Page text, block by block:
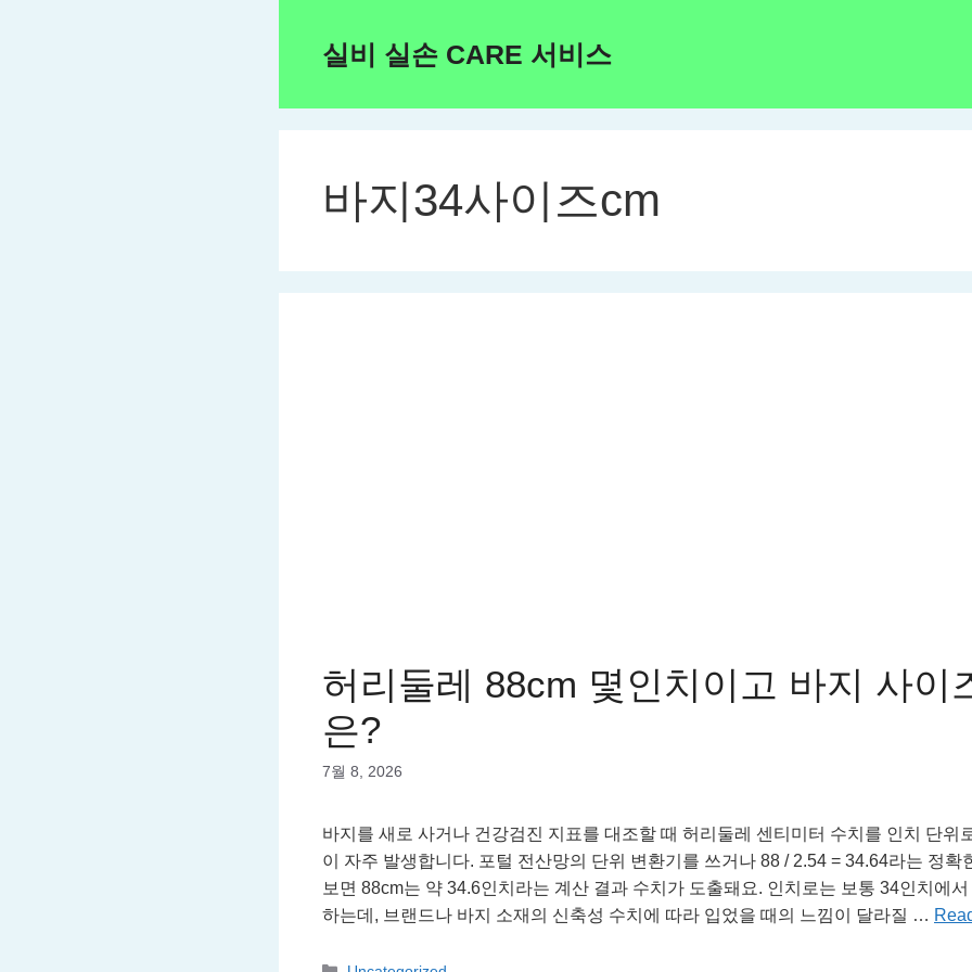
실비 실손 CARE 서비스
바지34사이즈cm
허리둘레 88cm 몇인치이고 바지 사이
은?
7월 8, 2026
바지를 새로 사거나 건강검진 지표를 대조할 때 허리둘레 센티미터 수치를 인치 단위
이 자주 발생합니다. 포털 전산망의 단위 변환기를 쓰거나 88 / 2.54 = 34.64라는 정확
보면 88cm는 약 34.6인치라는 계산 결과 수치가 도출돼요. 인치로는 보통 34인치에
하는데, 브랜드나 바지 소재의 신축성 수치에 따라 입었을 때의 느낌이 달라질 …